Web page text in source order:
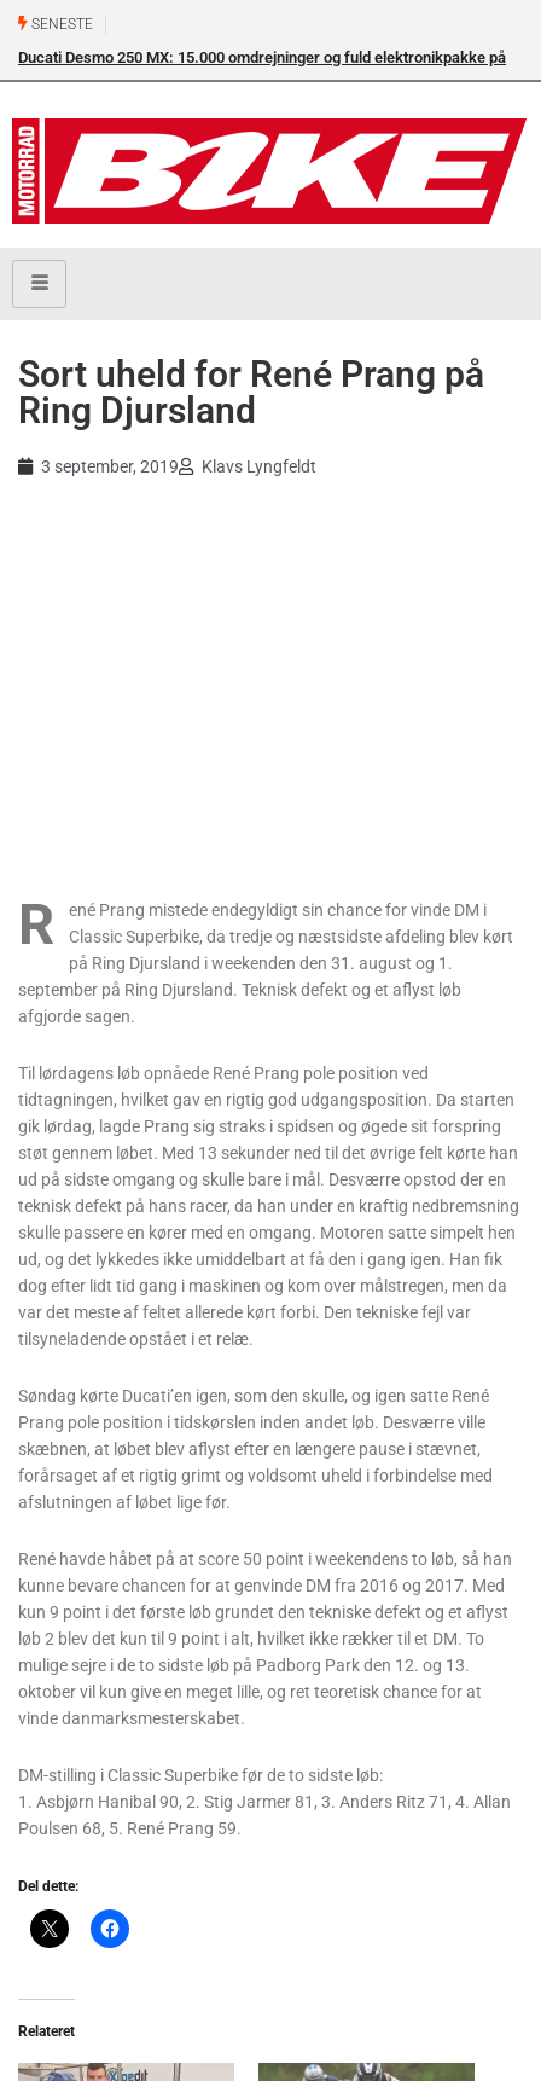
SENESTE
Ducati Desmo 250 MX: 15.000 omdrejninger og fuld elektronikpakke på
Sort uheld for René Prang på
Ring Djursland
3 september, 2019 Klavs Lyngfeldt
R
ené Prang mistede endegyldigt sin chance for vinde DM i
Classic Superbike, da tredje og næstsidste afdeling blev kørt
på Ring Djursland i weekenden den 31. august og 1.
september på Ring Djursland. Teknisk defekt og et aflyst løb
afgjorde sagen.
Til lørdagens løb opnåede René Prang pole position ved
tidtagningen, hvilket gav en rigtig god udgangsposition. Da starten
gik lørdag, lagde Prang sig straks i spidsen og øgede sit forspring
støt gennem løbet. Med 13 sekunder ned til det øvrige felt kørte han
ud på sidste omgang og skulle bare i mål. Desværre opstod der en
teknisk defekt på hans racer, da han under en kraftig nedbremsning
skulle passere en kører med en omgang. Motoren satte simpelt hen
ud, og det lykkedes ikke umiddelbart at få den i gang igen. Han fik
dog efter lidt tid gang i maskinen og kom over målstregen, men da
var det meste af feltet allerede kørt forbi. Den tekniske fejl var
tilsyneladende opstået i et relæ.
Søndag kørte Ducati’en igen, som den skulle, og igen satte René
Prang pole position i tidskørslen inden andet løb. Desværre ville
skæbnen, at løbet blev aflyst efter en længere pause i stævnet,
forårsaget af et rigtig grimt og voldsomt uheld i forbindelse med
afslutningen af løbet lige før.
René havde håbet på at score 50 point i weekendens to løb, så han
kunne bevare chancen for at genvinde DM fra 2016 og 2017. Med
kun 9 point i det første løb grundet den tekniske defekt og et aflyst
løb 2 blev det kun til 9 point i alt, hvilket ikke rækker til et DM. To
mulige sejre i de to sidste løb på Padborg Park den 12. og 13.
oktober vil kun give en meget lille, og ret teoretisk chance for at
vinde danmarksmesterskabet.
DM-stilling i Classic Superbike før de to sidste løb:
1. Asbjørn Hanibal 90, 2. Stig Jarmer 81, 3. Anders Ritz 71, 4. Allan
Poulsen 68, 5. René Prang 59.
Del dette:
Relateret